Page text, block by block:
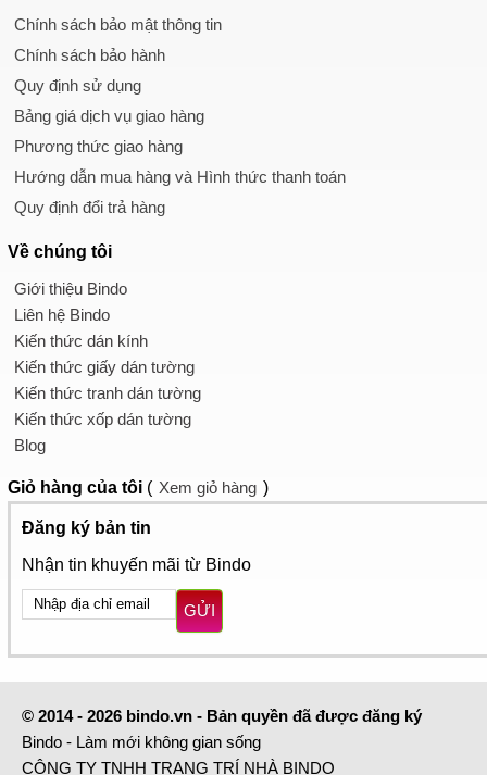
Chính sách bảo mật thông tin
Chính sách bảo hành
Quy định sử dụng
Bảng giá dịch vụ giao hàng
Phương thức giao hàng
Hướng dẫn mua hàng và Hình thức thanh toán
Quy định đổi trả hàng
Về chúng tôi
Giới thiệu Bindo
Liên hệ Bindo
Kiến thức dán kính
Kiến thức giấy dán tường
Kiến thức tranh dán tường
Kiến thức xốp dán tường
Blog
Giỏ hàng của tôi ( Xem giỏ hàng )
Đăng ký bản tin
Nhận tin khuyến mãi từ Bindo
GỬI
© 2014 - 2026 bindo.vn - Bản quyền đã được đăng ký
Bindo - Làm mới không gian sống
CÔNG TY TNHH TRANG TRÍ NHÀ BINDO